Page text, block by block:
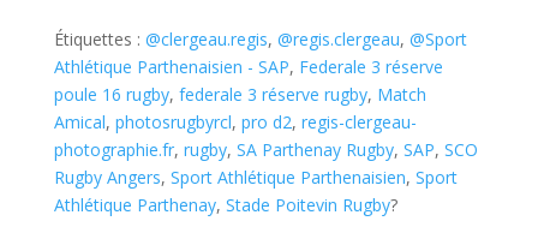
Étiquettes : @clergeau.regis, @regis.clergeau, @Sport
Athlétique Parthenaisien - SAP, Federale 3 réserve
poule 16 rugby, federale 3 réserve rugby, Match
Amical, photosrugbyrcl, pro d2, regis-clergeau-
photographie.fr, rugby, SA Parthenay Rugby, SAP, SCO
Rugby Angers, Sport Athlétique Parthenaisien, Sport
Athlétique Parthenay, Stade Poitevin Rugby?